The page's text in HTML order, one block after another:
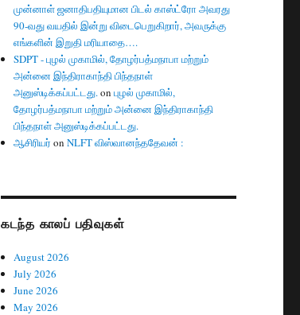
முன்னாள் ஜனாதிபதியுமான பிடல் காஸ்ட்ரோ அவரது
90-வது வயதில் இன்று விடைபெறுகிறார், அவருக்கு
எங்களின் இறுதி மரியாதை….
SDPT - புழல் முகாமில், தோழர்பத்மநாபா மற்றும்
அன்னை இந்திராகாந்தி பிந்தநாள்
அனுஸ்டிக்கப்பட்டது.onபுழல் முகாமில்,
தோழர்பத்மநாபா மற்றும் அன்னை இந்திராகாந்தி
பிந்தநாள் அனுஸ்டிக்கப்பட்டது.
ஆசிரியர் onNLFT விஸ்வானந்ததேவன் :
கடந்த காலப் பதிவுகள்
August 2026
July 2026
June 2026
May 2026